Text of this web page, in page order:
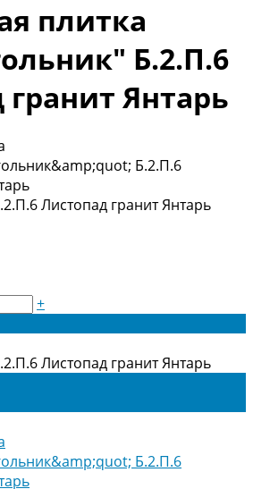
плитка
Б.2.П.6
Янтарь
Листопад гранит Янтарь
+
Листопад гранит Янтарь